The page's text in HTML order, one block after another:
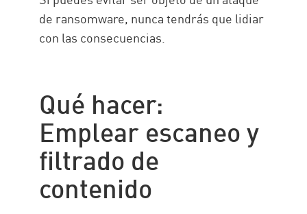
de ransomware, nunca tendrás que lidiar
con las consecuencias.
Qué hacer:
Emplear escaneo y
filtrado de
contenido